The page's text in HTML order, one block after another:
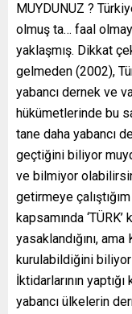
MUYDUNUZ ?
olmuş ta… faal
yaklaşmış. Dikkat
gelmeden (2002),
yabancı dernek ve
hükümetlerinde bu
tane daha yabancı
geçtiğini biliyor
ve bilmiyor
getirmeye
kapsamında
yasaklandığını,
kurulabildiğini
İktidarlarının
yabancı ülkelerin